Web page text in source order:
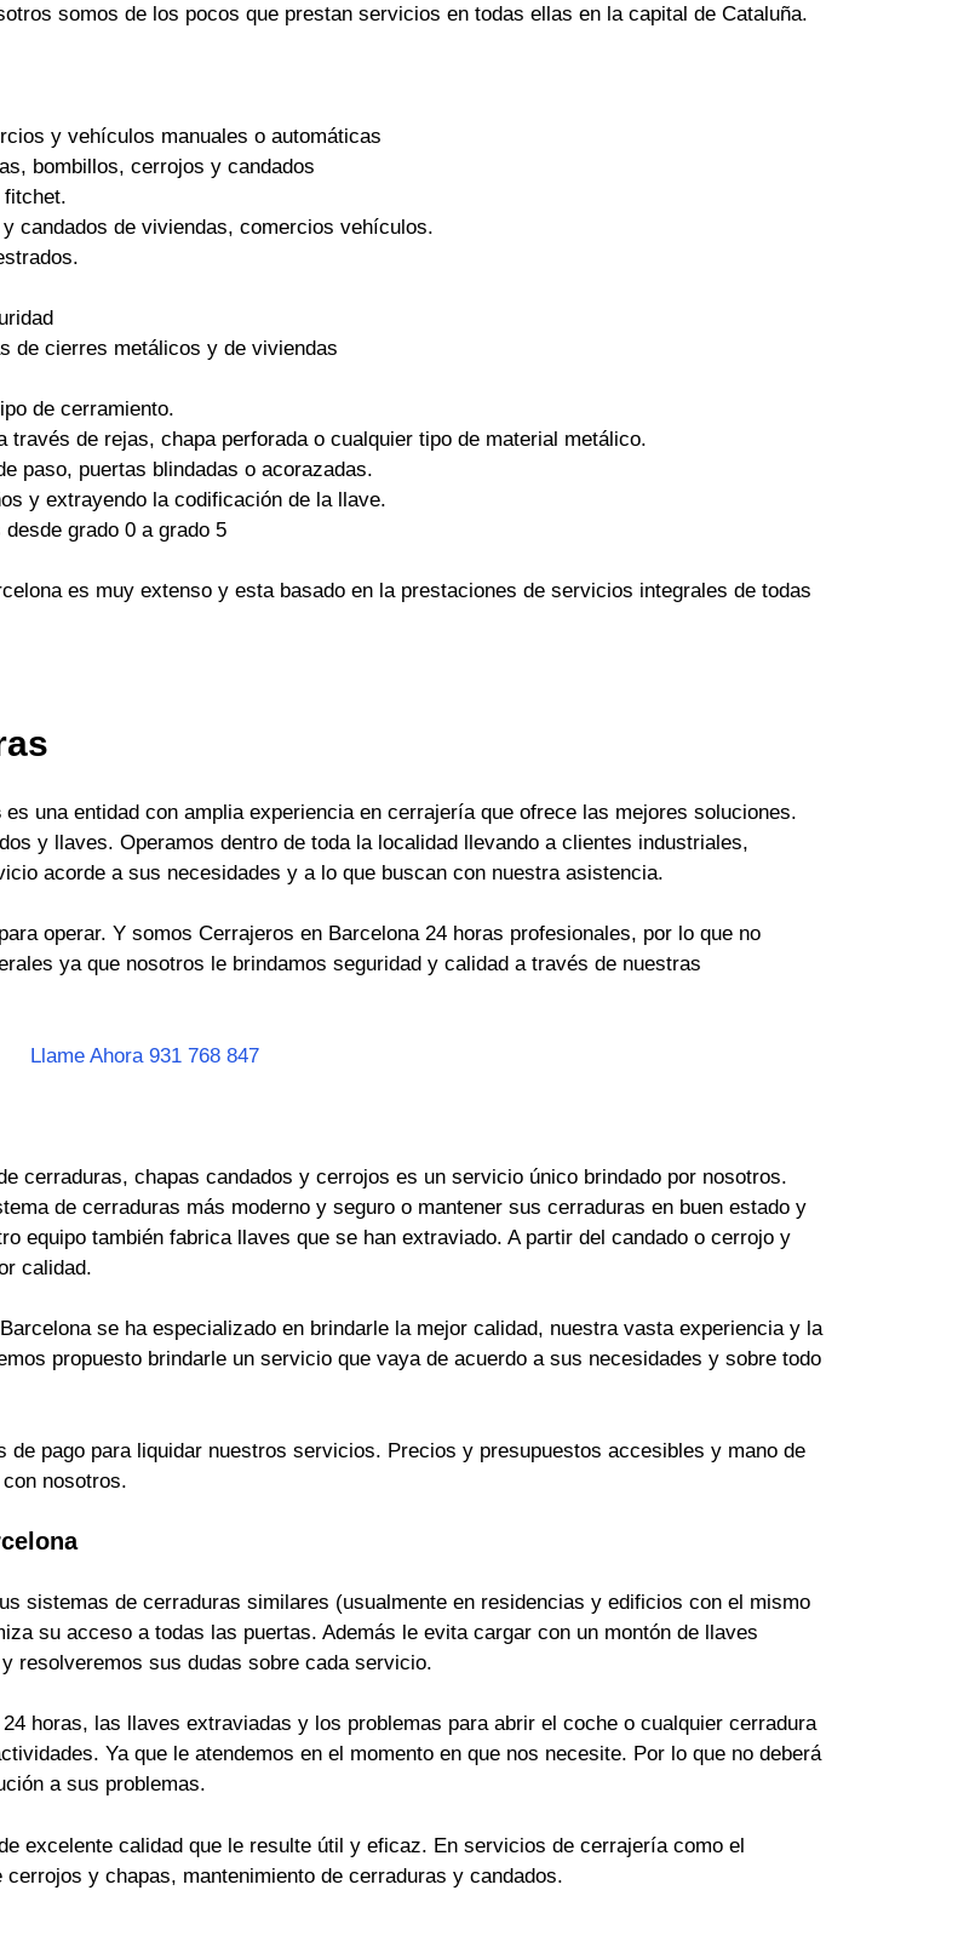
somos de los pocos que prestan servicios en todas ellas en la capital de Cataluña.
y vehículos manuales o automáticas
bombillos, cerrojos y candados
fitchet.
candados de viviendas, comercios vehículos.
de cierres metálicos y de viviendas
de cerramiento.
de rejas, chapa perforada o cualquier tipo de material metálico.
paso, puertas blindadas o acorazadas.
y extrayendo la codificación de la llave.
grado 0 a grado 5
es muy extenso y esta basado en la prestaciones de servicios integrales de todas
es una entidad con amplia experiencia en cerrajería que ofrece las mejores soluciones.
y llaves. Operamos dentro de toda la localidad llevando a clientes industriales,
acorde a sus necesidades y a lo que buscan con nuestra asistencia.
operar. Y somos Cerrajeros en Barcelona 24 horas profesionales, por lo que no
ya que nosotros le brindamos seguridad y calidad a través de nuestras
Llame Ahora 931 768 847
cerraduras, chapas candados y cerrojos es un servicio único brindado por nosotros.
de cerraduras más moderno y seguro o mantener sus cerraduras en buen estado y
equipo también fabrica llaves que se han extraviado. A partir del candado o cerrojo y
calidad.
se ha especializado en brindarle la mejor calidad, nuestra vasta experiencia y la
propuesto brindarle un servicio que vaya de acuerdo a sus necesidades y sobre todo
pago para liquidar nuestros servicios. Precios y presupuestos accesibles y mano de
nosotros.
sistemas de cerraduras similares (usualmente en residencias y edificios con el mismo
su acceso a todas las puertas. Además le evita cargar con un montón de llaves
resolveremos sus dudas sobre cada servicio.
horas, las llaves extraviadas y los problemas para abrir el coche o cualquier cerradura
Ya que le atendemos en el momento en que nos necesite. Por lo que no deberá
a sus problemas.
excelente calidad que le resulte útil y eficaz. En servicios de cerrajería como el
y chapas, mantenimiento de cerraduras y candados.